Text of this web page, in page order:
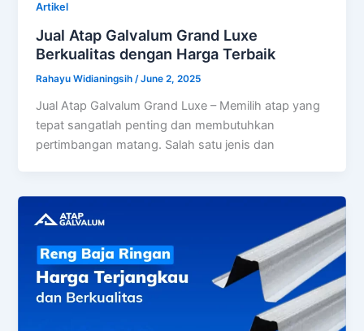
Artikel
Jual Atap Galvalum Grand Luxe
Berkualitas dengan Harga Terbaik
Rahayu Widianingsih /June 2, 2025
Jual Atap Galvalum Grand Luxe – Memilih atap yang
tepat sangatlah penting dan membutuhkan
pertimbangan matang. Salah satu jenis dan